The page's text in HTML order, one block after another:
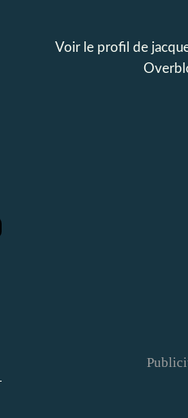
Voir le profil de